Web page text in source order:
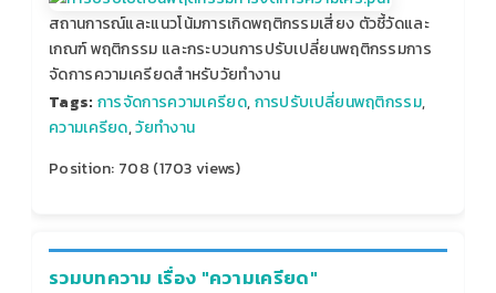
สถานการณ์และแนวโน้มการเกิดพฤติกรรมเสี่ยง ตัวชี้วัดและ
เกณฑ์ พฤติกรรม และกระบวนการปรับเปลี่ยนพฤติกรรมการ
จัดการความเครียดสําหรับวัยทํางาน
Tags: การจัดการความเครียด,การปรับเปลี่ยนพฤติกรรม,
ความเครียด,วัยทำงาน
Position: 708 (1703views)
รวมบทความ เรื่อง "ความเครียด"